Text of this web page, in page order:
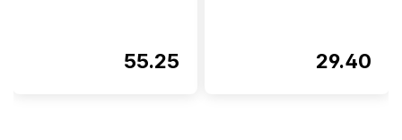
55.25 29.40